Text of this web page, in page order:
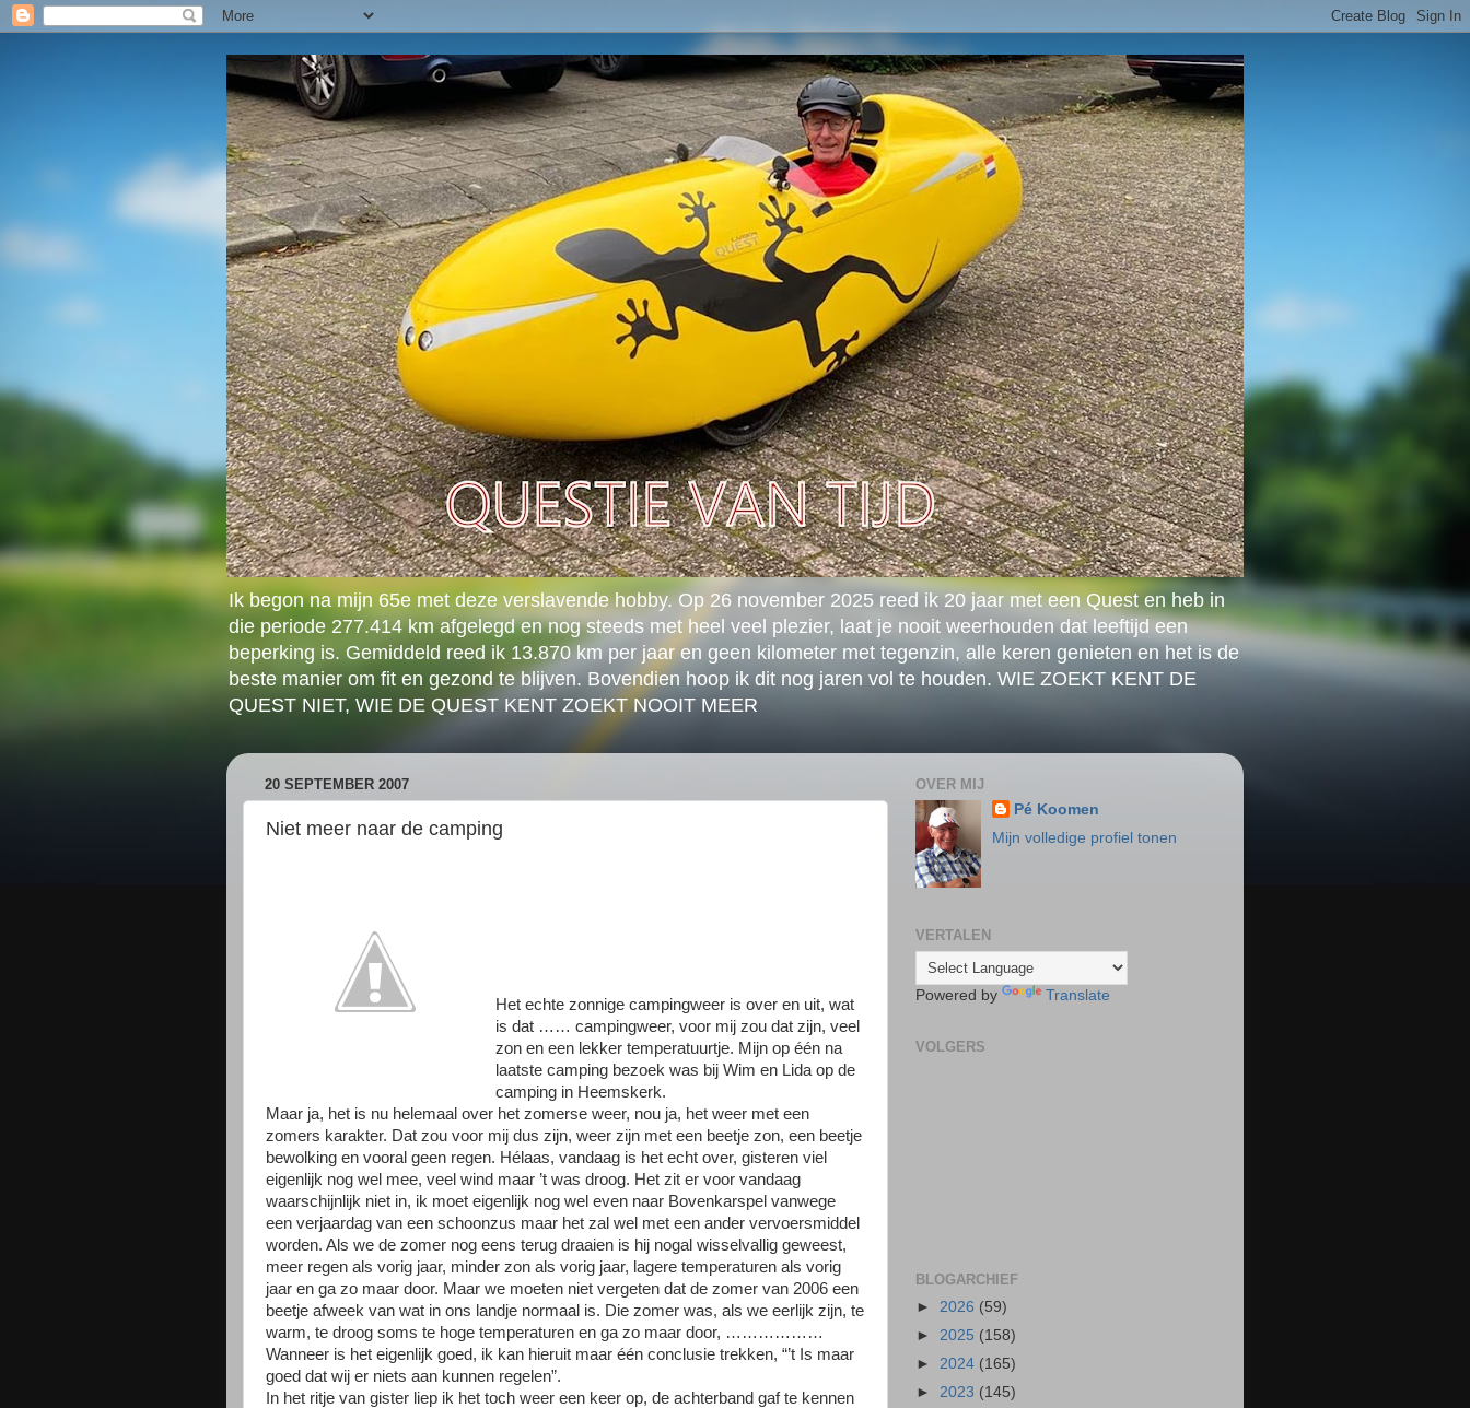
Ik begon na mijn 65e met deze verslavende hobby. Op 26 november 2025 reed ik 20 jaar met een Quest en heb in
die periode 277.414 km afgelegd en nog steeds met heel veel plezier, laat je nooit weerhouden dat leeftijd een
beperking is. Gemiddeld reed ik 13.870 km per jaar en geen kilometer met tegenzin, alle keren genieten en het is de
beste manier om fit en gezond te blijven. Bovendien hoop ik dit nog jaren vol te houden. WIE ZOEKT KENT DE
QUEST NIET, WIE DE QUEST KENT ZOEKT NOOIT MEER
20 SEPTEMBER 2007
Niet meer naar de camping
Het echte zonnige campingweer is over en uit, wat
is dat …… campingweer, voor mij zou dat zijn, veel
zon en een lekker temperatuurtje. Mijn op één na
laatste camping bezoek was bij Wim en Lida op de
camping in Heemskerk.
Maar ja, het is nu helemaal over het zomerse weer, nou ja, het weer met een
zomers karakter. Dat zou voor mij dus zijn, weer zijn met een beetje zon, een beetje
bewolking en vooral geen regen. Hélaas, vandaag is het echt over, gisteren viel
eigenlijk nog wel mee, veel wind maar ’t was droog. Het zit er voor vandaag
waarschijnlijk niet in, ik moet eigenlijk nog wel even naar Bovenkarspel vanwege
een verjaardag van een schoonzus maar het zal wel met een ander vervoersmiddel
worden. Als we de zomer nog eens terug draaien is hij nogal wisselvallig geweest,
meer regen als vorig jaar, minder zon als vorig jaar, lagere temperaturen als vorig
jaar en ga zo maar door. Maar we moeten niet vergeten dat de zomer van 2006 een
beetje afweek van wat in ons landje normaal is. Die zomer was, als we eerlijk zijn, te
warm, te droog soms te hoge temperaturen en ga zo maar door, ………………
Wanneer is het eigenlijk goed, ik kan hieruit maar één conclusie trekken, “’t Is maar
goed dat wij er niets aan kunnen regelen”.
In het ritje van gister liep ik het toch weer een keer op, de achterband gaf te kennen
OVER MIJ
Pé Koomen
Mijn volledige profiel tonen
VERTALEN
Powered by Translate
VOLGERS
BLOGARCHIEF
► 2026 (59)
► 2025 (158)
► 2024 (165)
► 2023 (145)